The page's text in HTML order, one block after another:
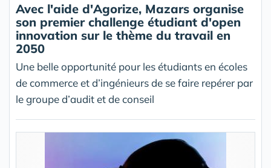
Avec l'aide d'Agorize, Mazars organise
son premier challenge étudiant d'open
innovation sur le thème du travail en
2050
Une belle opportunité pour les étudiants en écoles
de commerce et d’ingénieurs de se faire repérer par
le groupe d’audit et de conseil